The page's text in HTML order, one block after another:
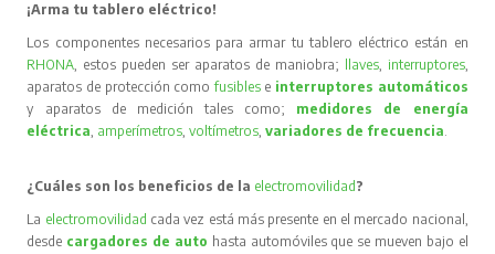
¡Arma tu tablero eléctrico!
Los componentes necesarios para armar tu tablero eléctrico están en
RHONA, estos pueden ser aparatos de maniobra; llaves, interruptores,
aparatos de protección comofusibles e interruptores automáticos
y aparatos de medición tales como; medidores de energía
eléctrica, amperímetros,voltímetros,variadores de frecuencia.
¿Cuáles son los beneficios de la electromovilidad ?
La electromovilidad cada vez está más presente en el mercado nacional,
desde cargadores de auto hasta automóviles que se mueven bajo el